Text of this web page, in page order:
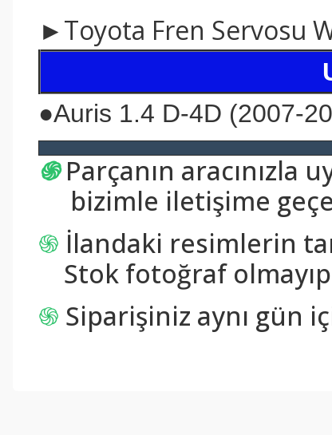
►Toyota Fren Servosu
●Auris 1.4 D-4D (2007-
֍ Parçanın
bizimle iletişime
֍ İlandaki resimlerin
Stok fotoğraf
֍ Siparişiniz aynı gün